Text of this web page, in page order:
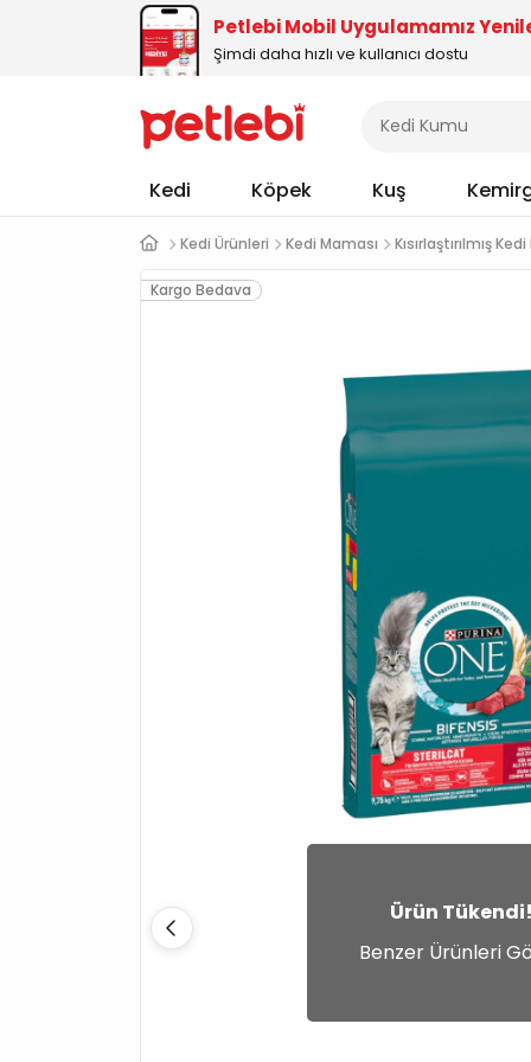
Petlebi Mobil Uygulamamız
Şimdi daha hızlı ve kullanıcı dostu
Kedi Köpek Kuş
Kedi Ürünleri Kedi Maması Kısırlaştırılmış
Ürün Tükendi!
Benzer Ürünleri
Kargo Bedava